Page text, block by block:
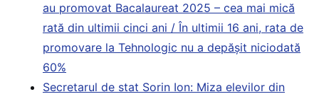
au promovat Bacalaureat 2025 – cea mai mică
rată din ultimii cinci ani / În ultimii 16 ani, rata de
promovare la Tehnologic nu a depășit niciodată
60%
Secretarul de stat Sorin Ion: Miza elevilor din